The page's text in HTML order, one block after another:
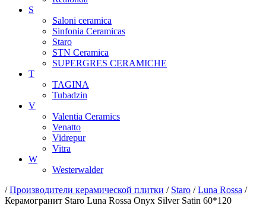
S
Saloni ceramica
Sinfonia Ceramicas
Staro
STN Ceramica
SUPERGRES CERAMICHE
T
TAGINA
Tubadzin
V
Valentia Ceramics
Venatto
Vidrepur
Vitra
W
Westerwalder
/Производители керамической плитки / Staro /Luna Rossa /
Керамогранит Staro Luna Rossa Onyx Silver Satin 60*120